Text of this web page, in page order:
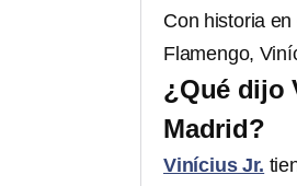
Con historia
Flamengo,
¿Qué dijo
Madrid?
Vinícius Jr.